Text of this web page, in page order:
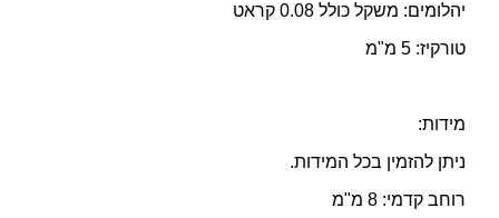
יהלומים: משקל כולל 0.08 קראט
טורקיז: 5 מ"מ
מידות:
ניתן להזמין בכל המידות.
רוחב קדמי: 8 מ"מ